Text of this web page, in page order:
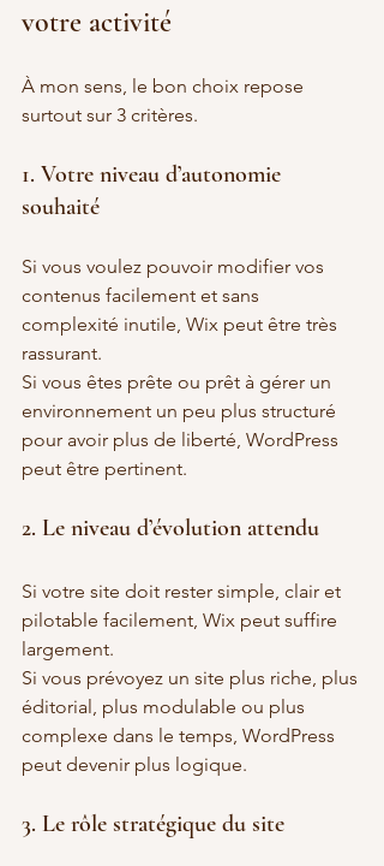
votre activité
À mon sens, le bon choix repose
surtout sur 3 critères.
1. Votre niveau d’autonomie
souhaité
Si vous voulez pouvoir modifier vos
contenus facilement et sans
complexité inutile, Wix peut être très
rassurant.
Si vous êtes prête ou prêt à gérer un
environnement un peu plus structuré
pour avoir plus de liberté, WordPress
peut être pertinent.
2. Le niveau d’évolution attendu
Si votre site doit rester simple, clair et
pilotable facilement, Wix peut suffire
largement.
Si vous prévoyez un site plus riche, plus
éditorial, plus modulable ou plus
complexe dans le temps, WordPress
peut devenir plus logique.
3. Le rôle stratégique du site